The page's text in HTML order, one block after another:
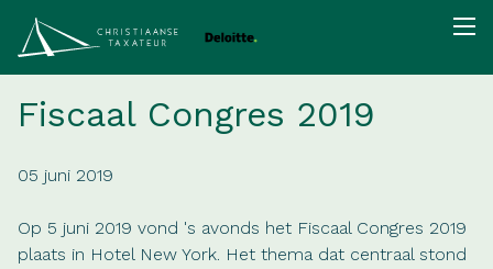
Fiscaal Congres 2019
05 juni 2019
Op 5 juni 2019 vond 's avonds het Fiscaal Congres 2019
plaats in Hotel New York. Het thema dat centraal stond